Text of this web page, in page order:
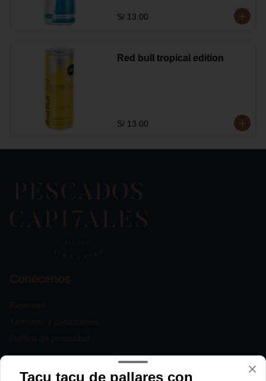
S/ 13.00
Red bull tropical edition
S/ 13.00
Conócenos
Reservas
Términos y condiciones
Política de privacidad
Tacu tacu de pallares con